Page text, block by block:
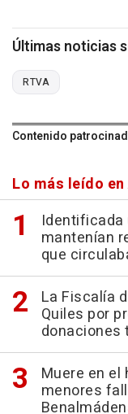
Últimas noticias
RTVA
Contenido
Lo más leído
Identificada
mantenían
que
La Fiscalía
Quiles por
donaciones
Muere en el
menores